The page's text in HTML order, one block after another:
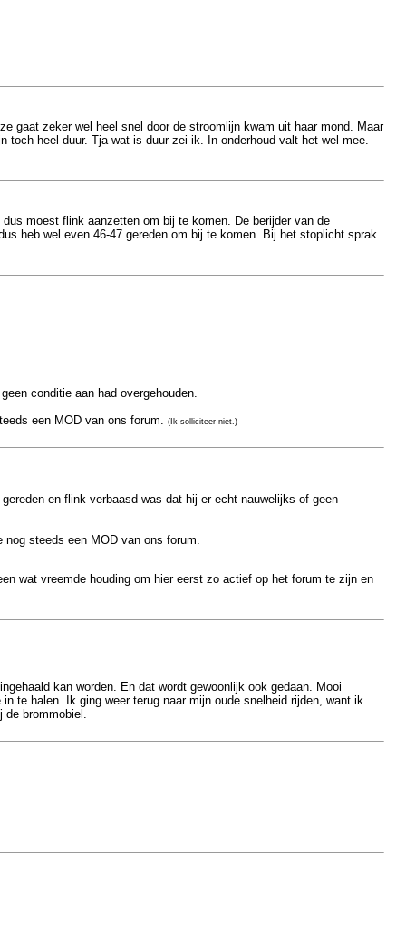
gaat zeker wel heel snel door de stroomlijn kwam uit haar mond. Maar
heel duur. Tja wat is duur zei ik. In onderhoud valt het wel mee.
moest flink aanzetten om bij te komen. De berijder van de
heb wel even 46-47 gereden om bij te komen. Bij het stoplicht sprak
conditie aan had overgehouden.
een MOD van ons forum. (Ik solliciteer niet.)
en flink verbaasd was dat hij er echt nauwelijks of geen
steeds een MOD van ons forum.
wat vreemde houding om hier eerst zo actief op het forum te zijn en
kan worden. En dat wordt gewoonlijk ook gedaan. Mooi
te halen. Ik ging weer terug naar mijn oude snelheid rijden, want ik
de brommobiel.